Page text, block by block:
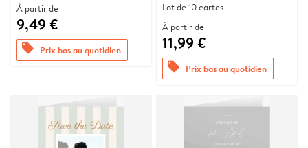
À partir de
9,49 €
offers Prix bas au quotidien
Lot de 10 cartes
À partir de
11,99 €
offers Prix bas au quotidien